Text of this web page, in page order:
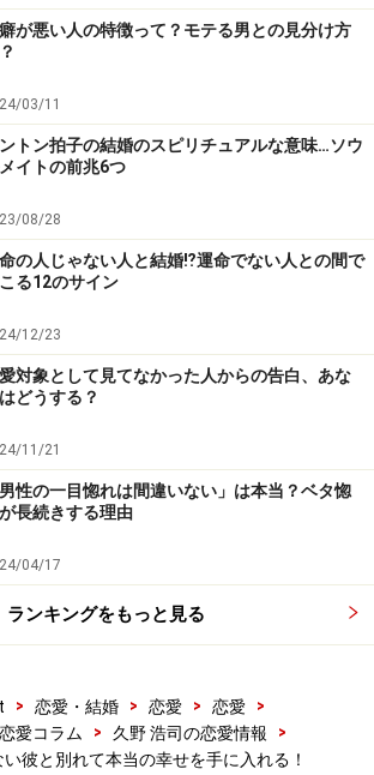
が悪い人の特徴って？モテる男との見分け方
03/11
ントン拍子の結婚のスピリチュアルな意味…ソウ
イトの前兆6つ
08/28
の人じゃない人と結婚⁉運命でない人との間で
る12のサイン
12/23
対象として見てなかった人からの告白、あな
どうする？
11/21
男性の一目惚れは間違いない」は本当？ベタ惚
長続きする理由
04/17
ランキングをもっと見る
> 恋愛・結婚 > 恋愛 > 恋愛
>
愛コラム
> 久野 浩司の恋愛情報
>
彼と別れて本当の幸せを手に入れる！